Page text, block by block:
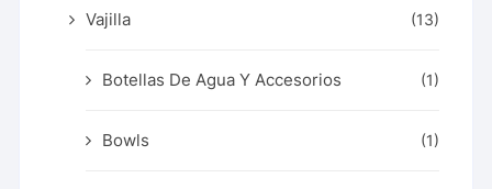
Vajilla (13)
Botellas De Agua Y Accesorios (1)
Bowls (1)